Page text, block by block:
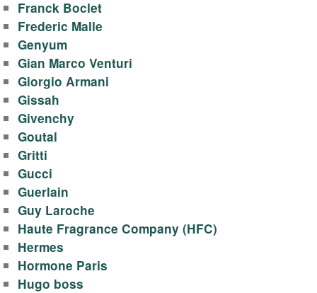
д
ы
,
д
у
х
о
в
Franck Boclet
Frederic Malle
Genyum
Gian Marco Venturi
Giorgio Armani
Gissah
Givenchy
Goutal
Gritti
Gucci
Guerlain
Guy Laroche
Haute Fragrance Company (HFC)
Hermes
Hormone Paris
Hugo boss